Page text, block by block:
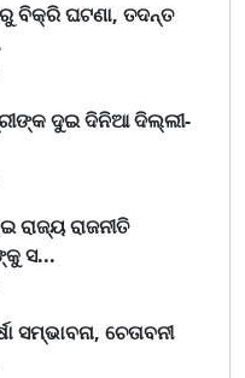
ବିକ୍ରି ଘଟଣା, ତଦନ୍ତ
ଦୁଇ ଦିନିଆ ଦିଲ୍ଲୀ-
ରାଜ୍ୟ ରାଜନୀତି
ସ...
ସମ୍ଭାବନା, ଚେତାବନୀ